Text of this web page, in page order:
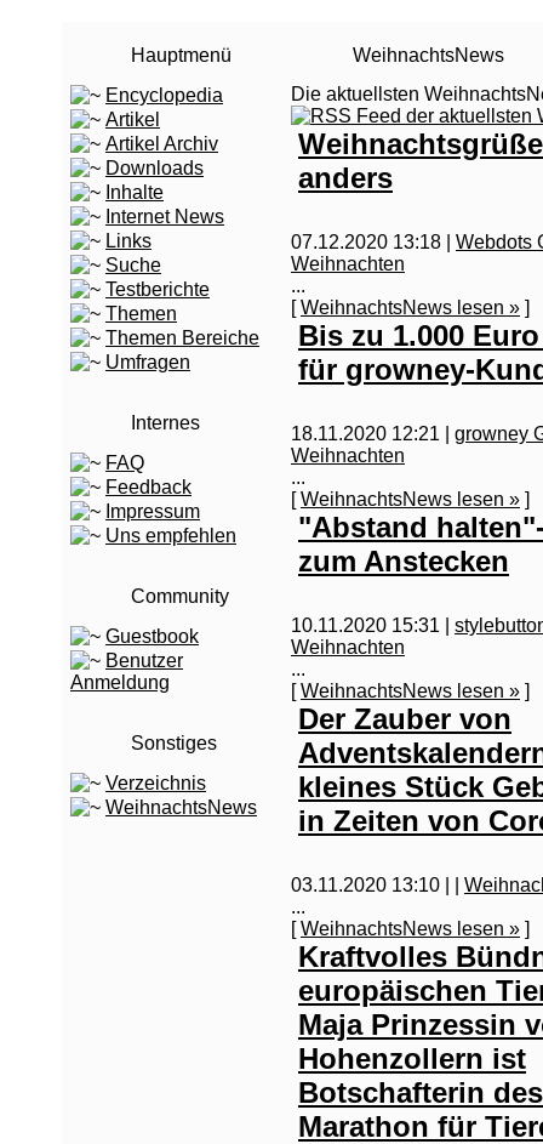
Hauptmenü
Encyclopedia
Artikel
Artikel Archiv
Downloads
Inhalte
Internet News
Links
Suche
Testberichte
Themen
Themen Bereiche
Umfragen
Internes
FAQ
Feedback
Impressum
Uns empfehlen
Community
Guestbook
Benutzer
Anmeldung
Sonstiges
Verzeichnis
WeihnachtsNews
WeihnachtsNews
Die aktuellsten
anders
07.12.2020 13:18 | Webdots
Weihnachten
...
[WeihnachtsNews lesen » ]
Bis zu 1.000
für growney-
18.11.2020 12:21 | growney
Weihnachten
...
[WeihnachtsNews lesen » ]
"Abstand
zum Anstecken
10.11.2020 15:31 |
Weihnachten
...
[WeihnachtsNews lesen » ]
Der Zauber von
kleines Stück
in Zeiten von
03.11.2020 13:10 |
...
[WeihnachtsNews lesen » ]
Kraftvolles
europäischen
Maja Prinzessin
Hohenzollern ist
Botschafterin
Marathon für